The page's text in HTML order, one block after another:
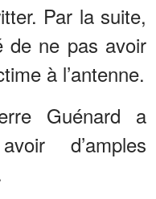
Par la suite,
de ne pas avoir
à l’antenne.
Guénard a
d’amples